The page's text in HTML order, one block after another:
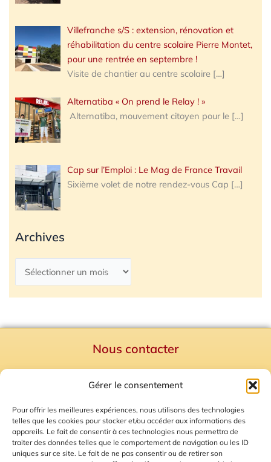
Gérer le consentement
Pour offrir les meilleures expériences, nous utilisons des technologies
telles que les cookies pour stocker et/ou accéder aux informations des
appareils. Le fait de consentir à ces technologies nous permettra de
traiter des données telles que le comportement de navigation ou les ID
uniques sur ce site. Le fait de ne pas consentir ou de retirer son
Villefranche s/S : extension, rénovation et
réhabilitation du centre scolaire Pierre Montet,
pour une rentrée en septembre !
Visite de chantier au centre scolaire […]
Alternatiba « On prend le Relay ! »
Alternatiba, mouvement citoyen pour le […]
Cap sur l’Emploi : Le Mag de France Travail
Sixième volet de notre rendez-vous Cap […]
Archives
Nous contacter
Mentions Légales
Plan du site
Gestion des Cookies